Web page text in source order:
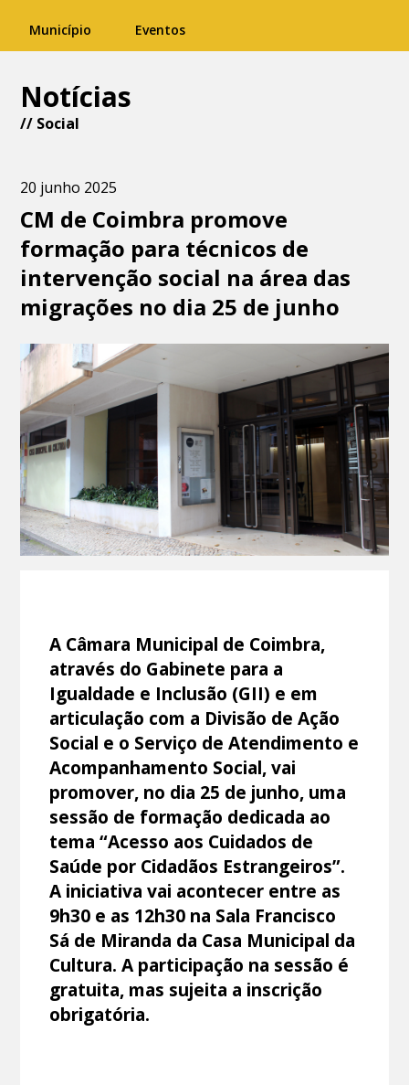
Município Eventos
Notícias
// Social
20 junho 2025
CM de Coimbra promove
formação para técnicos de
intervenção social na área das
migrações no dia 25 de junho
A Câmara Municipal de Coimbra,
através do Gabinete para a
Igualdade e Inclusão (GII) e em
articulação com a Divisão de Ação
Social e o Serviço de Atendimento e
Acompanhamento Social, vai
promover, no dia 25 de junho, uma
sessão de formação dedicada ao
tema “Acesso aos Cuidados de
Saúde por Cidadãos Estrangeiros”.
A iniciativa vai acontecer entre as
9h30 e as 12h30 na Sala Francisco
Sá de Miranda da Casa Municipal da
Cultura. A participação na sessão é
gratuita, mas sujeita a inscrição
obrigatória.